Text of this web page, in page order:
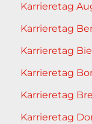
Karrieretag
Karrieretag
Karrieretag
Karrieretag
Karrieretag
Karrieretag